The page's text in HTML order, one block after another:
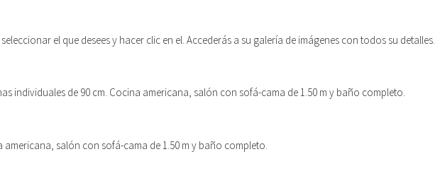
el que desees y hacer clic en el. Accederás a su galería de imágenes con todos su detalles.
individuales de 90 cm. Cocina americana, salón con sofá-cama de 1.50 m y baño completo.
salón con sofá-cama de 1.50 m y baño completo.